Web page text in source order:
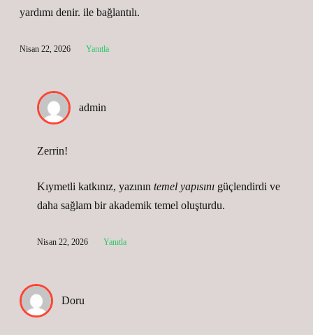
yardımı denir. ile bağlantılı.
Nisan 22, 2026 Yanıtla
admin
Zerrin!
Kıymetli katkınız, yazının temel yapısını güçlendirdi ve
daha sağlam bir akademik temel oluşturdu.
Nisan 22, 2026 Yanıtla
Doru